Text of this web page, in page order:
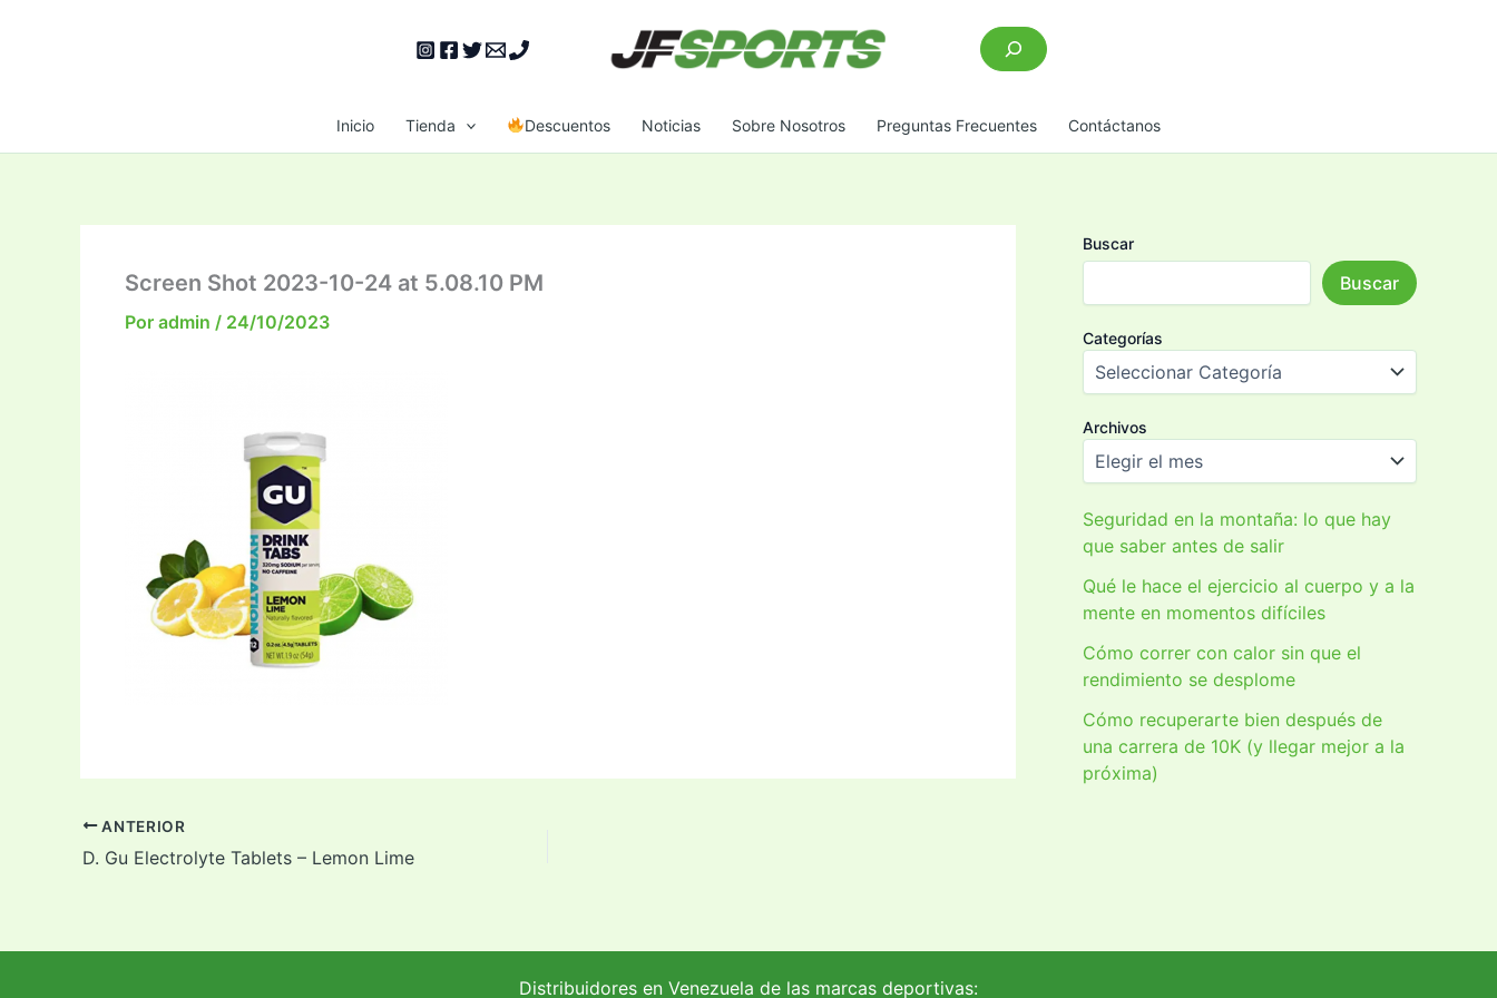
Buscar
Inicio Tienda Descuentos Noticias Sobre Nosotros Preguntas Frecuentes Contáctanos
Screen Shot 2023-10-24 at 5.08.10 PM
Por admin / 24/10/2023
ANTERIOR
D. Gu Electrolyte Tablets – Lemon Lime
Buscar
Buscar
Categorías
Archivos
Seguridad en la montaña: lo que hay
que saber antes de salir
Qué le hace el ejercicio al cuerpo y a la
mente en momentos difíciles
Cómo correr con calor sin que el
rendimiento se desplome
Cómo recuperarte bien después de
una carrera de 10K (y llegar mejor a la
próxima)
Distribuidores en Venezuela de las marcas deportivas: